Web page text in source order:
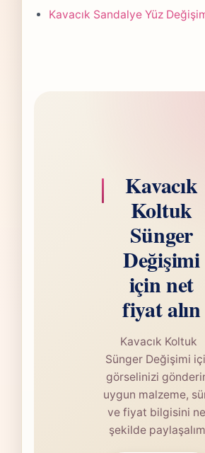
Kavacık Sandalye Yüz
Kavacık
Koltuk
Sünger
Değişimi
için net
fiyat alın
Kavacık Koltuk
Sünger Değişimi
görselinizi
uygun malzeme,
ve fiyat bilgisini
şekilde